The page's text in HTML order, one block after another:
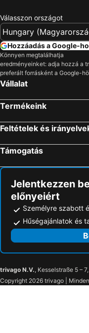
Szállás Soulliac
Szállás Beau Champ
Szállás Triolet
Szállás Goodlands
Szállás Bois Chéri
Válasszon országot
Hozzáadás a Google-
Könnyen megtalálhatja
eredményeinket: adja hozzá a
preferált forrásként a Google-
Vállalat
Termékeink
Feltételek és
Támogatás
Jelentkezzen
előnyeiért
Személyre szabott
Hűségajánlatok és
trivago N.V., Kesselstraße 5 –
Copyright 2026 trivago |